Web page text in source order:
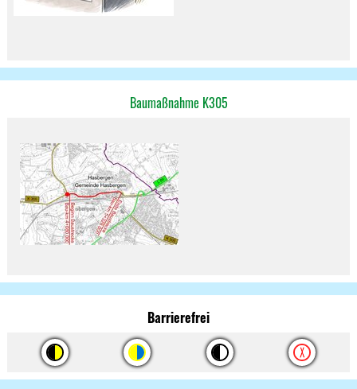
Baumaßnahme K305
Barrierefrei